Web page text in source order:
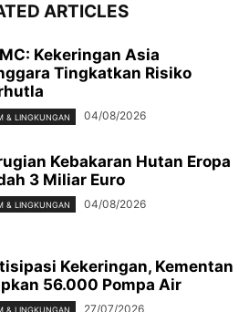
ARTICLES
Kekeringan Asia
Tingkatkan Risiko
& LINGKUNGAN 04/08/2026
Kebakaran Hutan Eropa
3 Miliar Euro
& LINGKUNGAN 04/08/2026
Kekeringan, Kementan
56.000 Pompa Air
& LINGKUNGAN 27/07/2026